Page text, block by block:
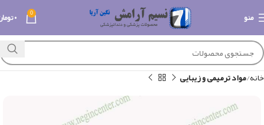
منو 0 ۰
خانه مواد ترمیمی و زیبایی